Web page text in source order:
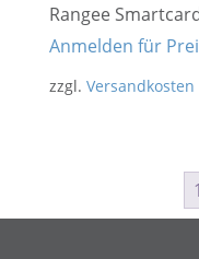
Rangee
Anmelden für
zzgl. Versandkosten
1